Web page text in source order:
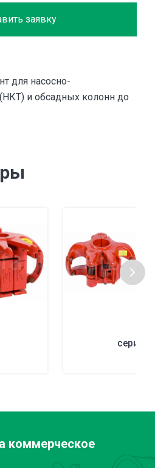
заявку
для насосно-
и обсадных колонн до
серия G
коммерческое